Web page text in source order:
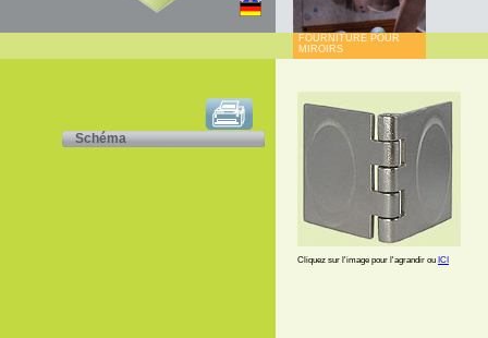
Schéma
FOURNITURE POUR
MIROIRS
Cliquez sur l'image pour l'agrandir ou ICI